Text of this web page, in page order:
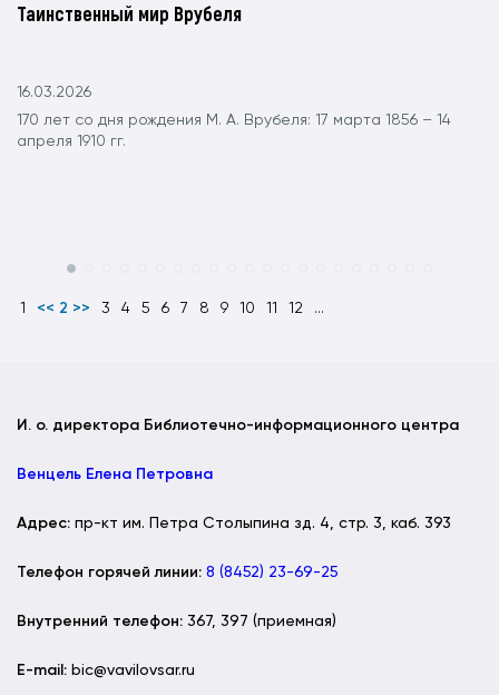
Таинственный мир Врубеля
16.03.2026
170 лет со дня рождения М. А. Врубеля: 17 марта 1856 – 14
апреля 1910 гг.
1 << 2 >> 3 4 5 6 7 8 9 10 11 12 ...
И. о. директора Библиотечно-информационного центра
Венцель Елена Петровна
Адрес: пр-кт им. Петра Столыпина зд. 4, стр. 3, каб. 393
Телефон горячей линии: 8 (8452) 23-69-25
Внутренний телефон: 367, 397 (приемная)
Е-mail: bic@vavilovsar.ru